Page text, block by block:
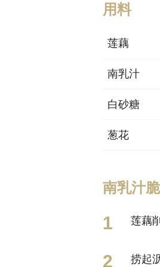
用料
莲藕
南乳汁
白砂糖
葱花
南乳汁
莲藕
捞起